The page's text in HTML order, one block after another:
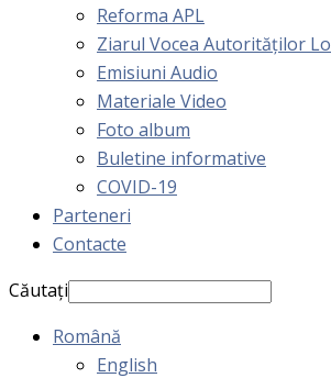
Reforma APL
Ziarul Vocea Autorităților
Emisiuni Audio
Materiale Video
Foto album
Buletine informative
COVID-19
Parteneri
Contacte
Căutați
Română
English